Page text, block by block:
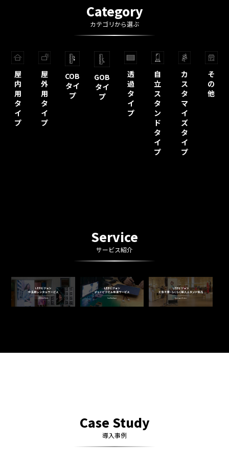
Category
カテゴリから選ぶ
屋
内
用
タ
イ
プ
屋
外
用
タ
イ
プ
COB
タイ
プ
GOB
タイ
プ
透
過
タ
イ
プ
自
立
ス
タ
ン
ド
タ
イ
プ
カ
ス
タ
マ
イ
ズ
タ
イ
プ
そ
の
他
Service
サービス紹介
Case Study
導入事例